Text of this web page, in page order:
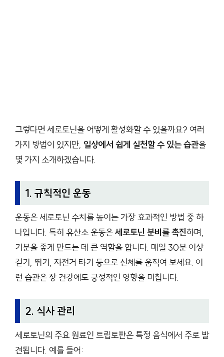
그렇다면 세로토닌을 어떻게 활성화할 수 있을까요? 여러
가지 방법이 있지만, 일상에서 쉽게 실천할 수 있는 습관을
몇 가지 소개하겠습니다.
1. 규칙적인 운동
운동은 세로토닌 수치를 높이는 가장 효과적인 방법 중 하
나입니다. 특히 유산소 운동은세로토닌 분비를 촉진하며,
기분을 좋게 만드는 데 큰 역할을 합니다. 매일 30분 이상
걷기, 뛰기, 자전거 타기 등으로 신체를 움직여 보세요. 이
런 습관은 장 건강에도 긍정적인 영향을 미칩니다.
2. 식사 관리
세로토닌의 주요 원료인 트립토판은 특정 음식에서 주로 발
견됩니다. 예를 들어: